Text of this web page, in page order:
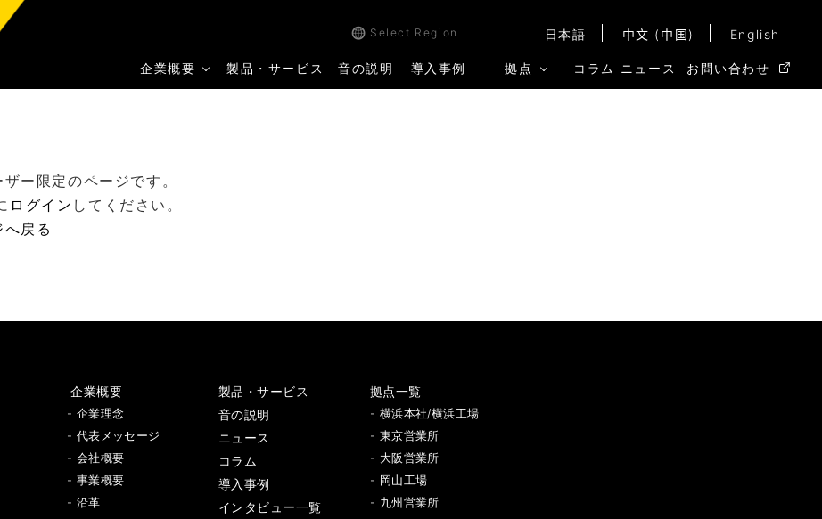
Select Region 日本語 中文 (中国) English
企業概要 製品・サービス 音の説明 導入事例 拠点 コラム ニュース お問い合わせ
ー限定のページです。
ログイン してください。
へ戻る
企業概要
- 企業理念
- 代表メッセージ
- 会社概要
- 事業概要
- 沿革
製品・サービス
音の説明
ニュース
コラム
導入事例
インタビュー一覧
拠点一覧
- 横浜本社/横浜工場
- 東京営業所
- 大阪営業所
- 岡山工場
- 九州営業所